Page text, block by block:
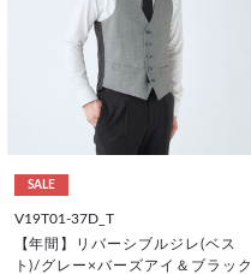
SALE
V19T01-37D_T
【年間】リバーシブルジレ(ベス
ト)/グレー×バーズアイ＆ブラック